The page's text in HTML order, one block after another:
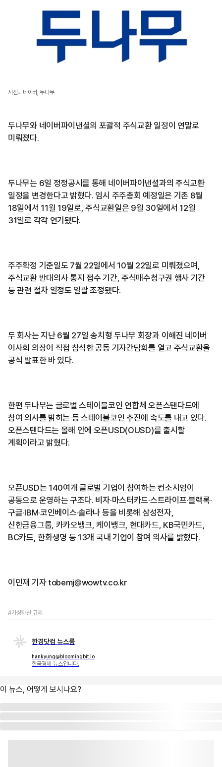
사진= 네이버, 두나무
두나무와 네이버파이낸셜의 포괄적 주식교환 일정이 연말로
미뤄졌다.
두나무는 6일 정정공시를 통해 네이버파이낸셜과의 주식교환
일정을 변경한다고 밝혔다. 임시 주주총회 예정일은 기존 8월
18일에서 11월 19일로, 주식교환일은 9월 30일에서 12월
31일로 각각 연기됐다.
주주확정 기준일도 7월 22일에서 10월 22일로 미뤄졌으며,
주식교환 반대의사 통지 접수 기간, 주식매수청구권 행사 기간
등 관련 절차 일정도 일괄 조정됐다.
두 회사는 지난 6월 27일 송치형 두나무 회장과 이해진 네이버
이사회 의장이 직접 참석한 공동 기자간담회를 열고 주식교환을
공식 발표한 바 있다.
한편 두나무는 글로벌 스테이블코인 연합체 오픈스탠다드에
참여 의사를 밝히는 등 스테이블코인 추진에 속도를 내고 있다.
오픈스탠다드는 올해 안에 오픈USD(OUSD)를 출시할
계획이라고 밝혔다.
오픈USD는 140여개 글로벌 기업이 참여하는 컨소시엄이
공동으로 운영하는 구조다. 비자·마스터카드·스트라이프·블랙록·
구글·IBM·코인베이스·솔라나 등을 비롯해 삼성전자,
신한금융그룹, 카카오뱅크, 케이뱅크, 현대카드, KB국민카드,
BC카드, 한화생명 등 13개 국내 기업이 참여 의사를 밝혔다.
이민재 기자 tobemj@wowtv.co.kr
#가상자산 규제
한경닷컴 뉴스룸
hankyung@bloomingbit.io
한국경제 뉴스입니다.
이 뉴스, 어떻게 보시나요?